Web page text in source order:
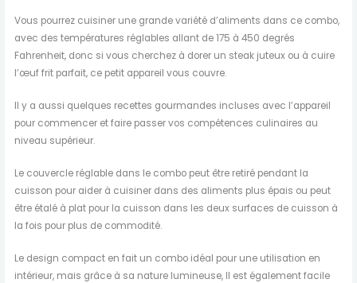
Vous pourrez cuisiner une grande variété d’aliments dans ce combo,
avec des températures réglables allant de 175 à 450 degrés
Fahrenheit, donc si vous cherchez à dorer un steak juteux ou à cuire
l’œuf frit parfait, ce petit appareil vous couvre.
Il y a aussi quelques recettes gourmandes incluses avec l’appareil
pour commencer et faire passer vos compétences culinaires au
niveau supérieur.
Le couvercle réglable dans le combo peut être retiré pendant la
cuisson pour aider à cuisiner dans des aliments plus épais ou peut
être étalé à plat pour la cuisson dans les deux surfaces de cuisson à
la fois pour plus de commodité.
Le design compact en fait un combo idéal pour une utilisation en
intérieur, mais grâce à sa nature lumineuse, Il est également facile